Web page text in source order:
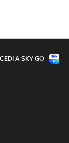
A SKY GO